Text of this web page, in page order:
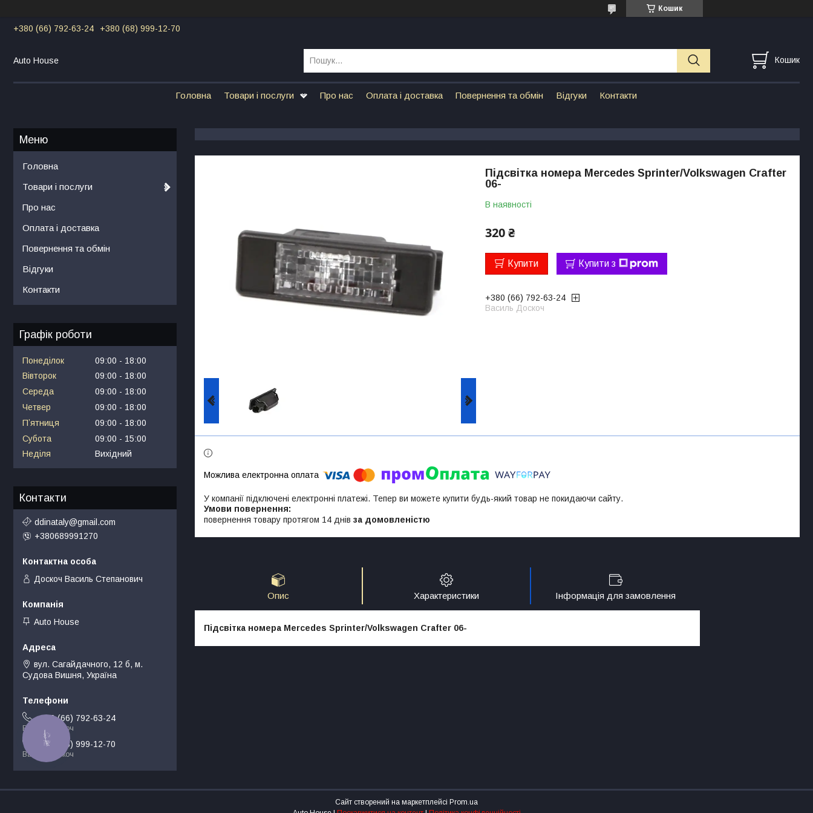
Кошик
+380 (66) 792-63-24 +380 (68) 999-12-70
Auto House Кошик
Головна Товари і послуги Про нас Оплата і доставка Повернення та обмін Відгуки Контакти
Підсвітка номера Mercedes Sprinter/Volkswagen Crafter
06-
В наявності
320 ₴
Купити Купити з
+380 (66) 792-63-24
Василь Доскоч
У компанії підключені електронні платежі. Тепер ви можете купити будь-який товар не покидаючи сайту.
повернення товару протягом 14 днів за домовленістю
Опис Характеристики Інформація для замовлення
Підсвітка номера Mercedes Sprinter/Volkswagen Crafter 06-
Головна
Товари і послуги
Про нас
Оплата і доставка
Повернення та обмін
Відгуки
Контакти
Графік роботи
Понеділок 09:00
18:00
Вівторок
09:00
18:00
Середа
09:00
18:00
Четвер
09:00
18:00
Пʼятниця
09:00
18:00
Субота
09:00
15:00
Неділя
Вихідний
Контакти
ddinataly@gmail.com
+380689991270
Доскоч Василь Степанович
Auto House
вул. Сагайдачного, 12 б, м.
Судова Вишня, Україна
+380 (66) 792-63-24
Василь Доскоч
+380 (68) 999-12-70
Василь Доскоч
Сайт створений на маркетплейсі Prom.ua
КНОПКА
ЗВ'ЯЗКУ